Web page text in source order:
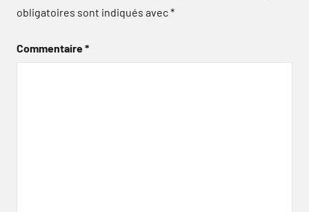
obligatoires sont indiqués avec*
Commentaire*